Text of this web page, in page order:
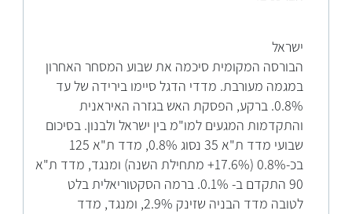
ישראל
הבורסה המקומית סיכמה את שבוע המסחר האחרון
במגמה מעורבת. מדדי הדגל סיימו בירידה של עד
0.8%. ברקע, הפסקת האש בגזרה האיראנית
והתקדמות המגעים למו"מ בין ישראל ולבנון. בסיכום
שבועי מדד ת"א 35 נסוג 0.8%, מדד ת"א 125
בכ-0.8% (17.6%+ מתחילת השנה) ומנגד, מדד ת"א
90 התקדם ב- 0.1%. ברמה הסקטוריאלית בלט
לטובה מדד הבניה שזינק 2.9%, ומנגד, מדד